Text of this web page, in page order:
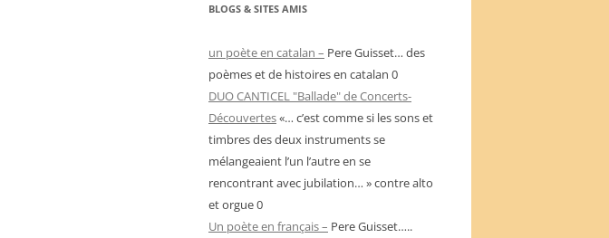
BLOGS & SITES AMIS
un poète en catalan – Pere Guisset… des
poèmes et de histoires en catalan 0
DUO CANTICEL "Ballade" de Concerts-
Découvertes«… c’est comme si les sons et
timbres des deux instruments se
mélangeaient l’un l’autre en se
rencontrant avec jubilation… » contre alto
et orgue 0
Un poète en français – Pere Guisset…..